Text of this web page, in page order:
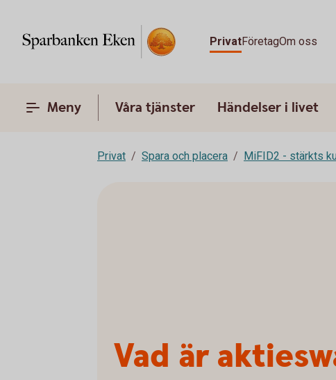
PrivatFöretagOm oss
Meny Våra tjänster Händelser i livet
Privat Spara och placera MiFID2 - stärkts
Vad är